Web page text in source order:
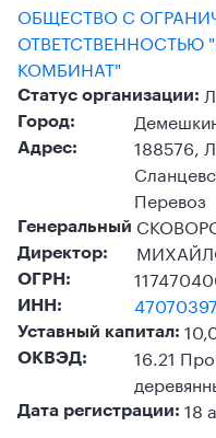
ОБЩЕСТВО С
КОМБИНАТ"
Статус организации:
Город:
Адрес:
188576,
Перевоз
Генеральный
Директор:
ОГРН:
ИНН:
Уставный капитал:
ОКВЭД:
16.21
Дата регистрации: 18